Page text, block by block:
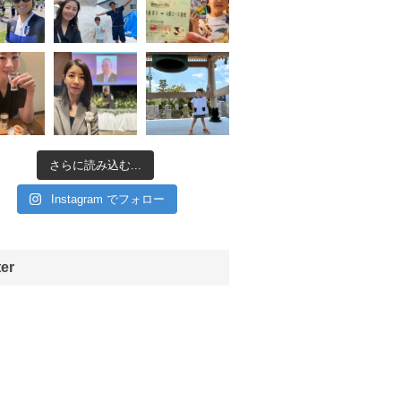
さらに読み込む...
Instagram でフォロー